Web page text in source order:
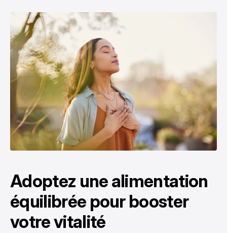
Adoptez une alimentation
équilibrée pour booster
votre vitalité